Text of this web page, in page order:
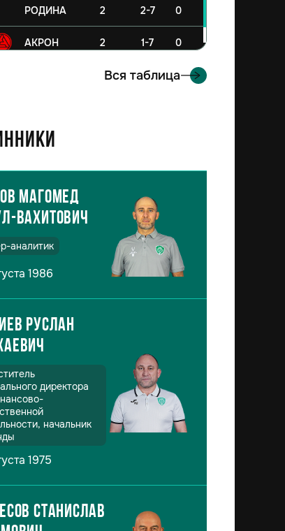
РОДИНА 2 2-7 0
АКРОН 2 1-7 0
Вся таблица
Магомед
Вахитович
аналитик
1986
Руслан
директора
начальник
1975
Станислав